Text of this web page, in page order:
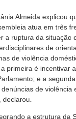
Almeida explicou
atua em três
a ruptura da situação
de
de violência
primeira é incentivar
e a
de violência
a estrutura da